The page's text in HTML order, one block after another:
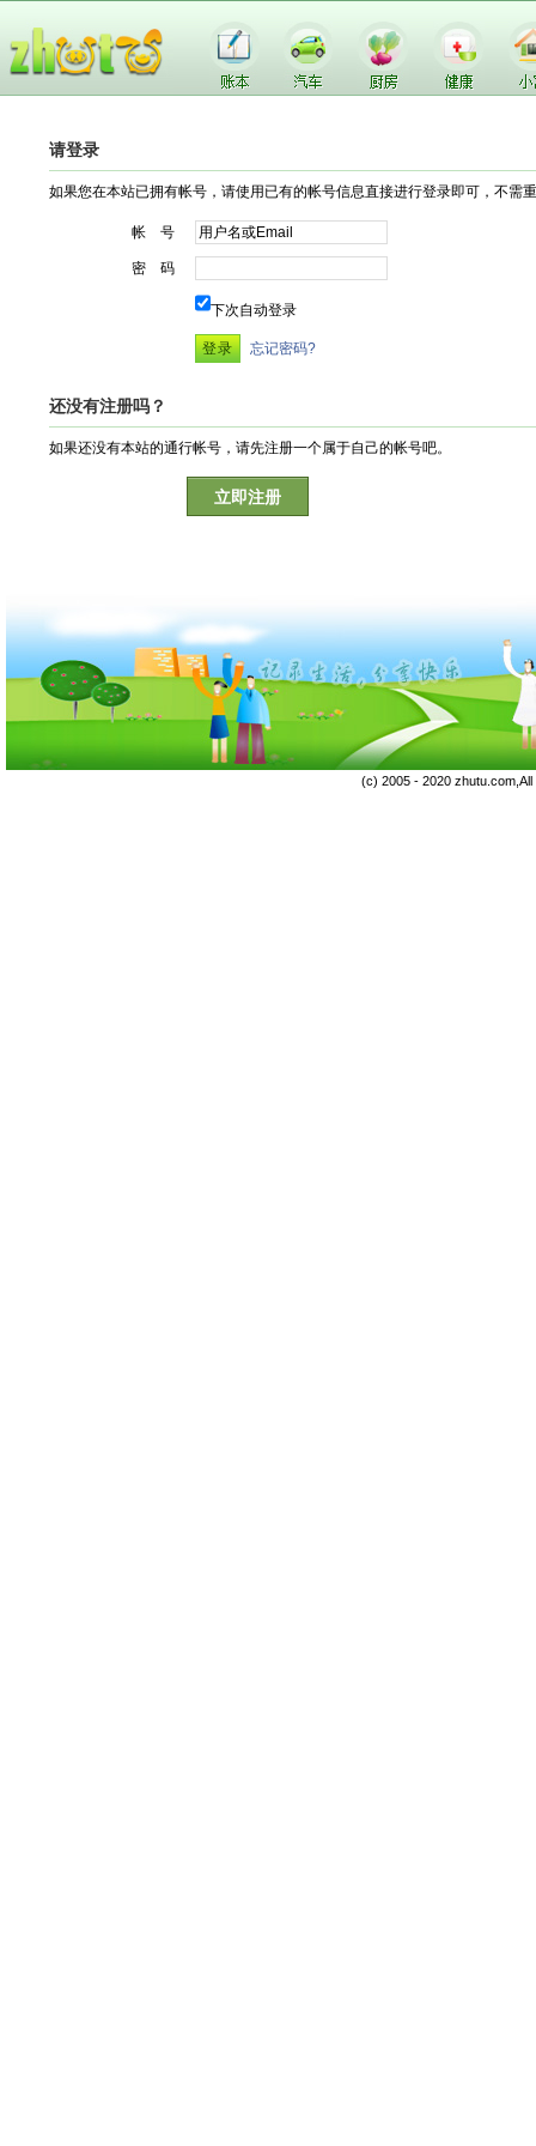
请登录
如果您在本站已拥有帐号，请使用已有的帐号信息直接进行登录即可，不需
帐 号
密 码
下次自动登录
忘记密码?
还没有注册吗？
如果还没有本站的通行帐号，请先注册一个属于自己的帐号吧。
立即注册
(c) 2005 - 2020